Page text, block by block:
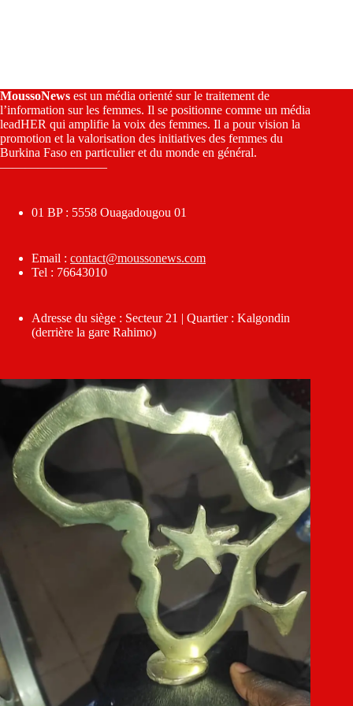
MoussoNews est un média orienté sur le traitement de
l’information sur les femmes. Il se positionne comme un média
leadHER qui amplifie la voix des femmes. Il a pour vision la
promotion et la valorisation des initiatives des femmes du
Burkina Faso en particulier et du monde en général.
————————–
01 BP : 5558 Ouagadougou 01
Email : contact@moussonews.com
Tel : 76643010
Adresse du siège : Secteur 21 | Quartier : Kalgondin
(derrière la gare Rahimo)